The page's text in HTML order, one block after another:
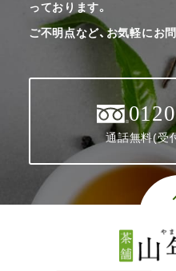
っております。
ご不明点など、お気軽にお
通話無料(受